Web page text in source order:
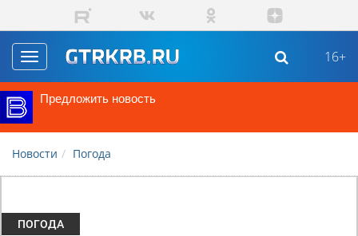
Перейти к основному содержанию
Toggle
navigation
16+
Предложить новость
Новости Погода
ПОГОДА